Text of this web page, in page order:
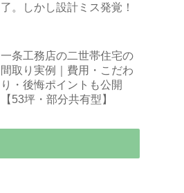
了。しかし設計ミス発覚！
一条工務店の二世帯住宅の
間取り実例｜費用・こだわ
り・後悔ポイントも公開
【53坪・部分共有型】